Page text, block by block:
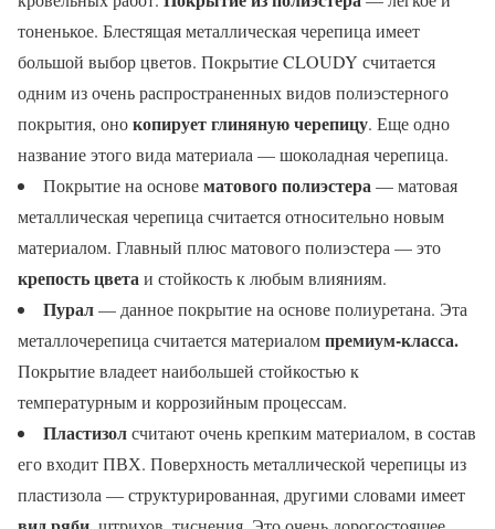
тоненькое. Блестящая металлическая черепица имеет
большой выбор цветов. Покрытие CLOUDY считается
одним из очень распространенных видов полиэстерного
покрытия, онокопирует глиняную черепицу. Еще одно
название этого вида материала — шоколадная черепица.
Покрытие на основематового полиэстера— матовая
металлическая черепица считается относительно новым
материалом. Главный плюс матового полиэстера — это
крепость цветаи стойкость к любым влияниям.
Пурал— данное покрытие на основе полиуретана. Эта
металлочерепица считается материаломпремиум-класса.
Покрытие владеет наибольшей стойкостью к
температурным и коррозийным процессам.
Пластизолсчитают очень крепким материалом, в состав
его входит ПВХ. Поверхность металлической черепицы из
пластизола — структурированная, другими словами имеет